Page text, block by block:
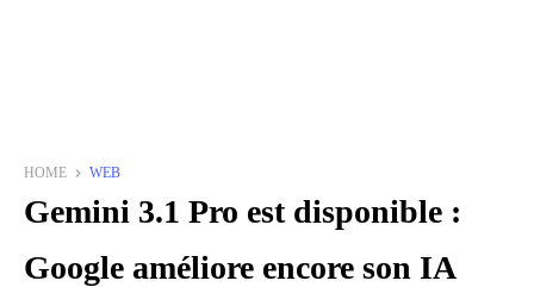
HOME WEB
Gemini 3.1 Pro est disponible :
Google améliore encore son IA